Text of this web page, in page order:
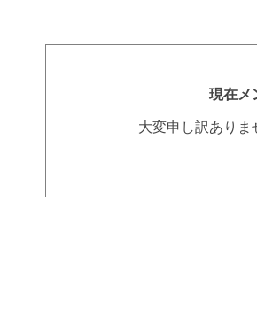
現在メ
大変申し訳あり